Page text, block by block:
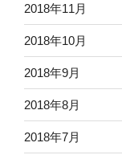
2018年11月
2018年10月
2018年9月
2018年8月
2018年7月